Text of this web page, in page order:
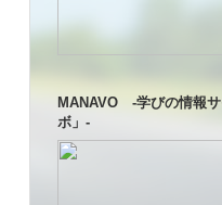
MANAVO -学びの情報
ボ」-